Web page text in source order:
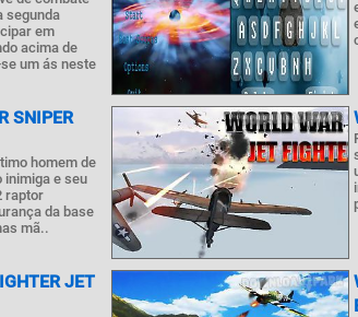
segunda
em
acima de
um ás neste
SNIPER
homem de
inimiga e seu
raptor
da base
mã..
JET